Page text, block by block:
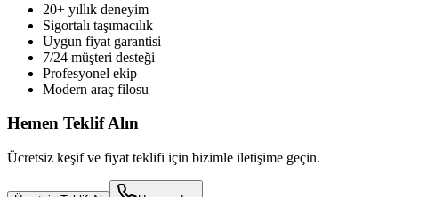
20+ yıllık deneyim
Sigortalı taşımacılık
Uygun fiyat garantisi
7/24 müşteri desteği
Profesyonel ekip
Modern araç filosu
Hemen Teklif Alın
Ücretsiz keşif ve fiyat teklifi için bizimle iletişime geçin.